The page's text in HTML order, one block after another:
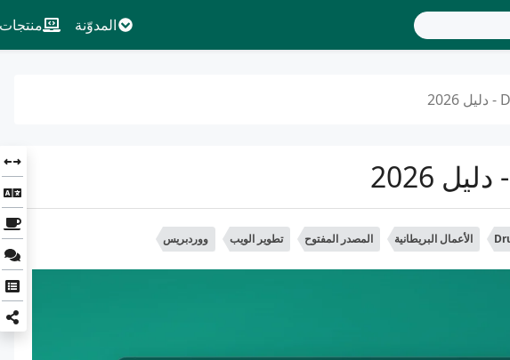
المدوّنة
الأعمال البريطانية المصدر المفتوح تطوير الويب ووردبريس